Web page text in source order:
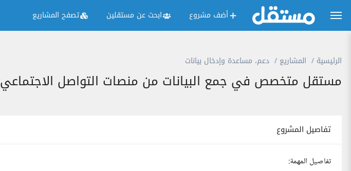
أضف مشروع ابحث عن مستقلين تصفح المشاريع
الرئيسية المشاريع دعم، مساعدة وإدخال بيانات
مستقل متخصص في جمع البيانات من منصات التواصل الاجتماعي
تفاصيل المشروع
تفاصيل المهمة: